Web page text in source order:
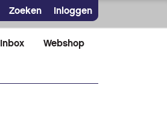
Zoeken Inloggen
Inbox Webshop